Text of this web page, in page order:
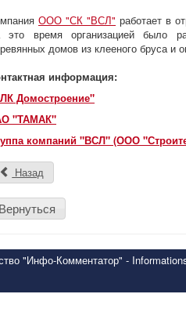
ООО "СК "ВСЛ" работает в
это время организацией было
домов из клееного бруса и
информация:
Домостроение"
"ТАМАК"
компаний "ВСЛ" (ООО
Назад
Вернуться
"Инфо-Комментатор" -